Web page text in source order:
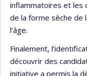
inflammatoires et les
de la forme sèche de
l’âge.
Finalement,
découvrir des
initiative a permis la